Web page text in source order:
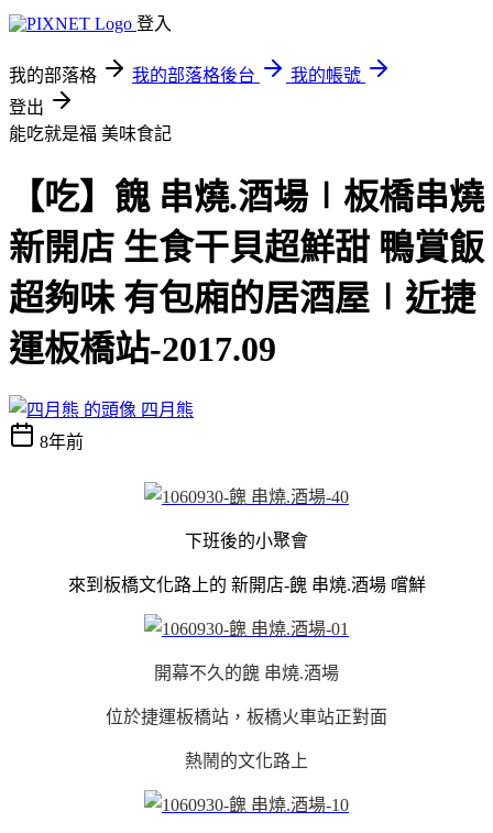
登入
我的部落格 我的部落格後台
我的帳號
登出
能吃就是福 美味食記
【吃】餽 串燒.酒場∣板橋串燒
新開店 生食干貝超鮮甜 鴨賞飯
超夠味 有包廂的居酒屋∣近捷
運板橋站-2017.09
四月熊
8年前
下班後的小聚會
來到板橋文化路上的 新開店-餽 串燒.酒場 嚐鮮
開幕不久的餽 串燒.酒場
位於捷運板橋站，板橋火車站正對面
熱鬧的文化路上